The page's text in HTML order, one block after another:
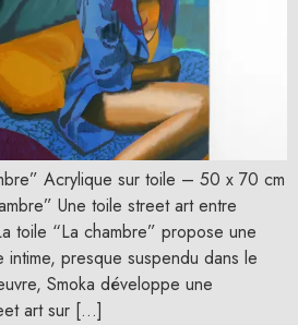
Acrylique sur toile – 50 x 70 cm
Une toile street art entre
toile “La chambre” propose une
presque suspendu dans le
Smoka développe une
art sur […]